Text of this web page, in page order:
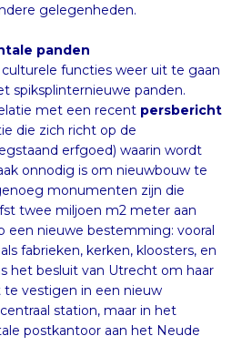
gelegenheden.
panden
functies weer uit te gaan
spiksplinternieuwe panden.
met een recent persbericht
die zich richt op de
erfgoed) waarin wordt
onnodig is om nieuwbouw te
genoeg monumenten zijn die
twee miljoen m2 meter aan
een nieuwe bestemming: vooral
fabrieken, kerken, kloosters, en
het besluit van Utrecht om haar
niet te vestigen in een nieuw
centraal station, maar in het
postkantoor aan het Neude